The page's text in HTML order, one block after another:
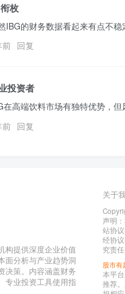
枚
IBG的财务数据看起来有点不
前 回复
投资者
在高端饮料市场有独特优势，但
前 回复
构提供深度企业价值
面分析与产业趋势洞
决策。内容涵盖财务
专业投资工具使用指
关于
声明
站协
经协
究责任
股市有
本平
推荐